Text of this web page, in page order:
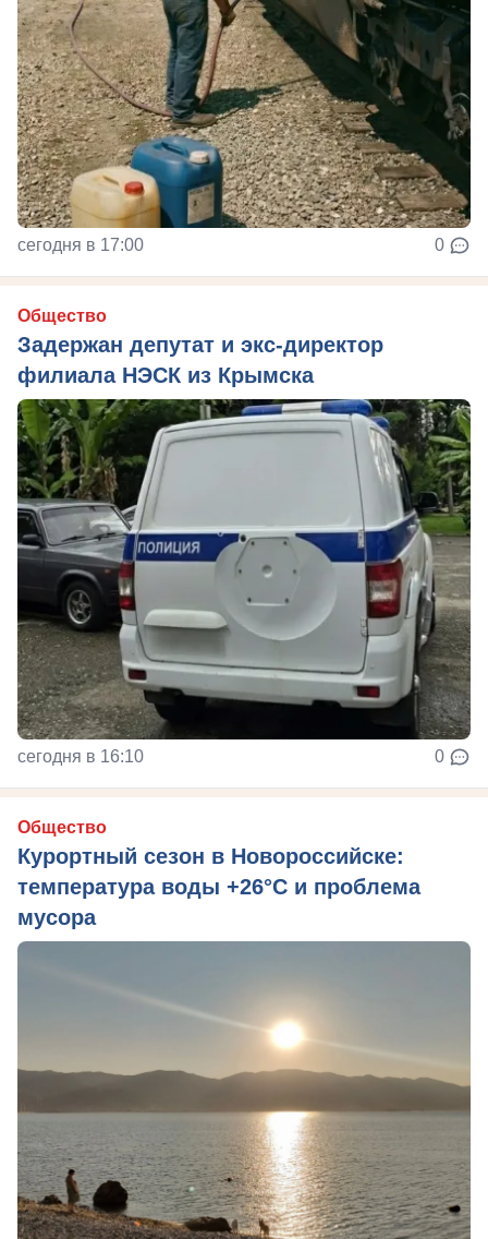
сегодня в 17:00 0
Общество
Задержан депутат и экс-директор
филиала НЭСК из Крымска
сегодня в 16:10 0
Общество
Курортный сезон в Новороссийске:
температура воды +26°C и проблема
мусора